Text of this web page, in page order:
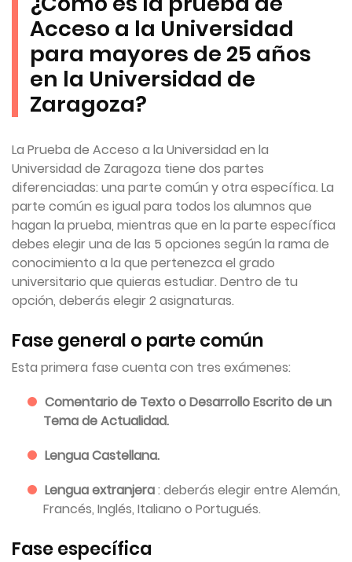
Acceso a la Universidad
para mayores de 25 años
en la Universidad de
Zaragoza?
La Prueba de Acceso a la Universidad en la
Universidad de Zaragoza tiene dos partes
diferenciadas: una parte común y otra específica. La
parte común es igual para todos los alumnos que
hagan la prueba, mientras que en la parte específica
debes elegir una de las 5 opciones según la rama de
conocimiento a la que pertenezca el grado
universitario que quieras estudiar. Dentro de tu
opción, deberás elegir 2 asignaturas.
Fase general o parte común
Esta primera fase cuenta con tres exámenes:
Comentario de Texto o Desarrollo Escrito de un
Tema de Actualidad.
Lengua Castellana.
Lengua extranjera: deberás elegir entre Alemán,
Francés, Inglés, Italiano o Portugués.
Fase específica